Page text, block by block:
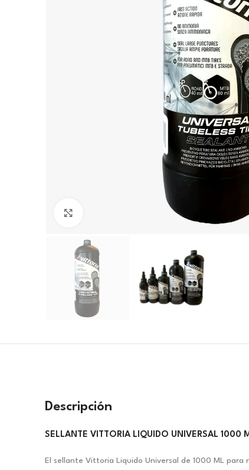
Descripción
SELLANTE VITTORIA LIQUIDO UNIVERSAL 1000
El sellante Vittoria Liquido Universal de 1000 ML